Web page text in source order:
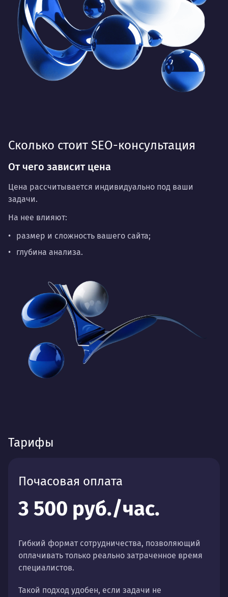
Сколько стоит SEO-консультация
От чего зависит цена
Цена рассчитывается индивидуально под ваши
задачи.
На нее влияют:
размер и сложность вашего сайта;
глубина анализа.
Тарифы
Почасовая оплата
3 500 руб./час.
Гибкий формат сотрудничества, позволяющий
оплачивать только реально затраченное время
специалистов.
Такой подход удобен, если задачи не